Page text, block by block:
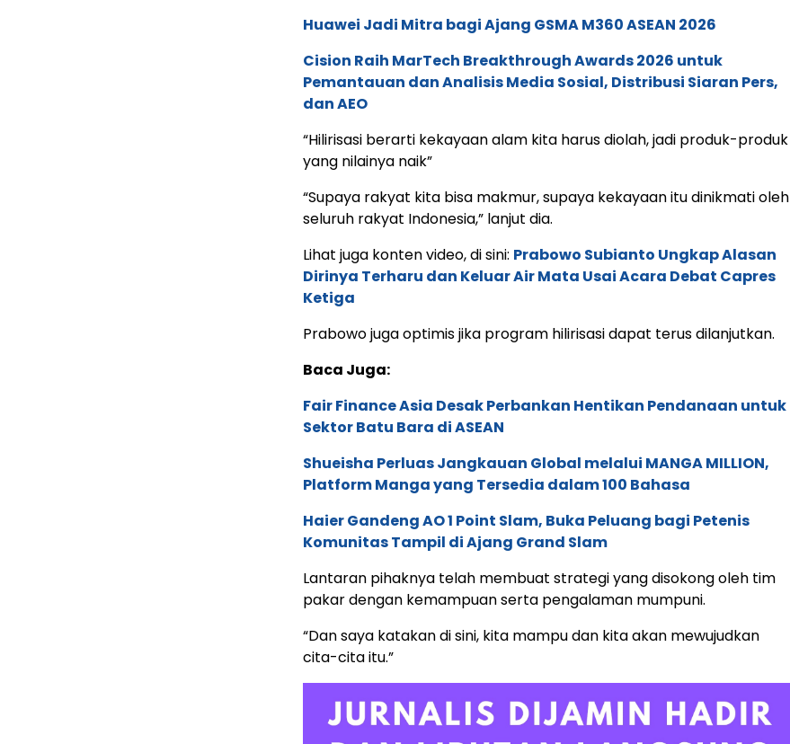
Huawei Jadi Mitra bagi Ajang GSMA M360 ASEAN 2026
Cision Raih MarTech Breakthrough Awards 2026 untuk
Pemantauan dan Analisis Media Sosial, Distribusi Siaran Pers,
dan AEO
“Hilirisasi berarti kekayaan alam kita harus diolah, jadi produk-produk
yang nilainya naik”
“Supaya rakyat kita bisa makmur, supaya kekayaan itu dinikmati oleh
seluruh rakyat Indonesia,” lanjut dia.
Lihat juga konten video, di sini: Prabowo Subianto Ungkap Alasan
Dirinya Terharu dan Keluar Air Mata Usai Acara Debat Capres
Ketiga
Prabowo juga optimis jika program hilirisasi dapat terus dilanjutkan.
Baca Juga:
Fair Finance Asia Desak Perbankan Hentikan Pendanaan untuk
Sektor Batu Bara di ASEAN
Shueisha Perluas Jangkauan Global melalui MANGA MILLION,
Platform Manga yang Tersedia dalam 100 Bahasa
Haier Gandeng AO 1 Point Slam, Buka Peluang bagi Petenis
Komunitas Tampil di Ajang Grand Slam
Lantaran pihaknya telah membuat strategi yang disokong oleh tim
pakar dengan kemampuan serta pengalaman mumpuni.
“Dan saya katakan di sini, kita mampu dan kita akan mewujudkan
cita-cita itu.”